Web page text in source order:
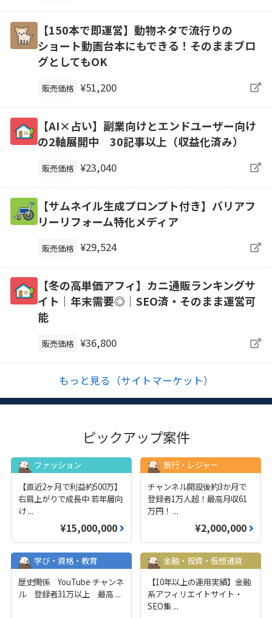
【150本で即運営】動物ネタで流行りの
ショート動画台本にもできる！そのままブロ
グとしてもOK
販売価格 ¥51,200
【AI×占い】副業向けとエンドユーザー向け
の2軸展開中 30記事以上（収益化済み）
販売価格 ¥23,040
【サムネイル生成プロンプト付き】バリアフ
リーリフォーム特化メディア
販売価格 ¥29,524
【冬の高単価アフィ】カニ通販ランキングサ
イト｜年末需要◎｜SEO済・そのまま運営可
能
販売価格 ¥36,800
もっと見る（サイトマーケット）
ピックアップ案件
ファッション
【直近2ヶ月で利益約500万】
右肩上がりで成長中 若年層向
け...
¥15,000,000
旅行・レジャー
チャンネル開設後約3か月で
登録者1万人超！最高月収61
万円！ ...
¥2,000,000
学び・資格・教育
歴史関係 YouTube チャンネ
ル 登録者31万以上 最高 ...
金融・投資・仮想通貨
【10年以上の運用実績】金融
系アフィリエイトサイト・
SEO集 ...